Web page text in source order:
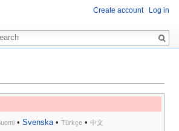
• Svenska• Türkçe • 中文
Create account Log in